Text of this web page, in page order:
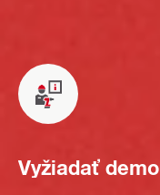
Vyžiadať demo